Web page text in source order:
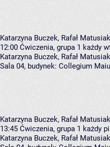
Katarzyna Buczek, Rafał Matusiak
12:00 Ćwiczenia, grupa 1 każdy
Katarzyna Buczek, Rafał Matusiak
Sala 04, budynek: Collegium
Katarzyna Buczek, Rafał Matusiak
13:45 Ćwiczenia, grupa 1 każdy
Katarzyna Buczek, Rafał Matusiak